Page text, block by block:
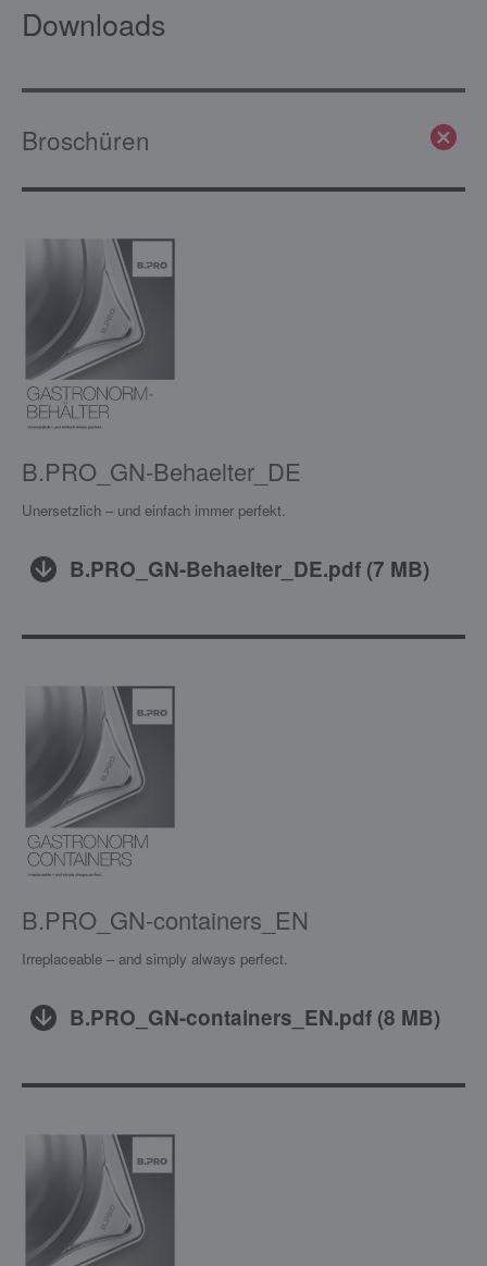
Downloads
Broschüren
B.PRO_GN-Behaelter_DE
Unersetzlich – und einfach immer perfekt.
B.PRO_GN-Behaelter_DE.pdf (7 MB)
B.PRO_GN-containers_EN
Irreplaceable – and simply always perfect.
B.PRO_GN-containers_EN.pdf (8 MB)